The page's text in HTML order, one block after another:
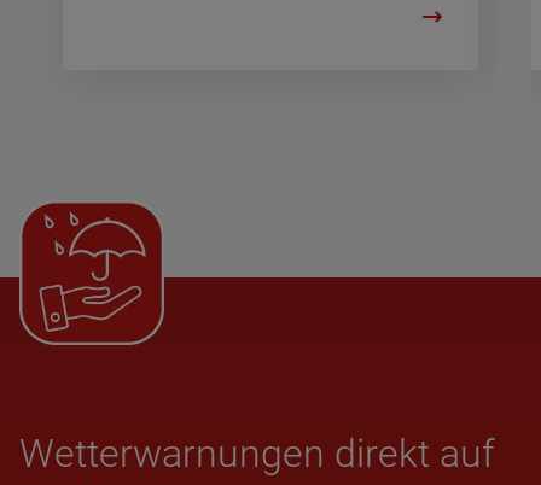
Wet­ter­war­nun­gen direkt auf